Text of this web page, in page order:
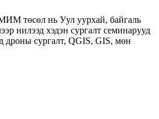
төсөл нь Уул уурхай, байгаль
нилээд хэдэн сургалт семинарууд
дроны сургалт, QGIS, GIS, мөн